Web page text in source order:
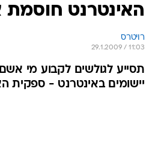
האינטרנט
רויטרס
29.1.2009 / 11:03
תסייע לגולשים לקבוע מי
יישומים באינטרנט - ספקית